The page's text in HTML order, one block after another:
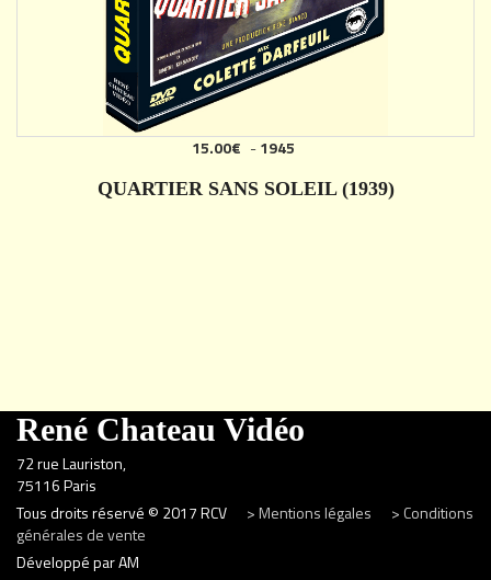
15.00€ -1945
QUARTIER SANS SOLEIL (1939)
René Chateau Vidéo
72 rue Lauriston,
75116 Paris
Tous droits réservé © 2017 RCV > Mentions légales
> Conditions
générales de vente
Développé par AM